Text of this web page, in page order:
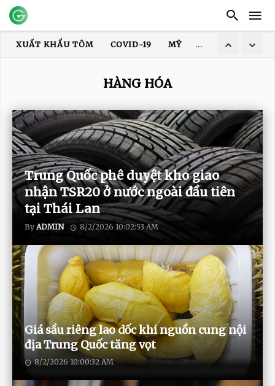
XUẤT KHẨU TÔM COVID-19 MỸ HOA KỲ
DỊCH
ẤN ĐỘ GIÁ GẠO
HÀNG HÓA
Trung Quốc phê duyệt kho giao
nhận TSR20 ở nước ngoài đầu tiên
tại Thái Lan
By ADMIN 8/2/2026 10:02:53 AM
Giá sầu riêng lao dốc khi nguồn cung nội
địa Trung Quốc tăng vọt
8/2/2026 10:00:32 AM